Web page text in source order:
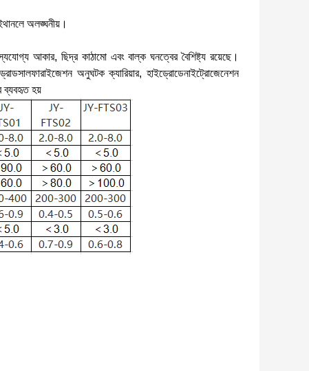
অলঙ্ঘনীয়।
আকার, ছিদ্র কাঠামো এবং বাল্ক ঘনত্বের বৈশিষ্ট্য রয়েছে।
অনুঘটক ক্যারিয়ার, হাইড্রোডেনাইট্রোজেনেশন
ব্যবহৃত হয়